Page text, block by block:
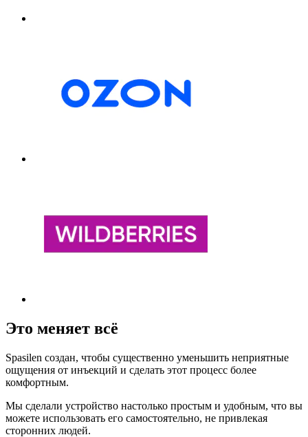
Это меняет всё
Spasilen создан, чтобы существенно уменьшить неприятные
ощущения от инъекций и сделать этот процесс более
комфортным.
Мы сделали устройство настолько простым и удобным, что вы
можете использовать его самостоятельно, не привлекая
сторонних людей.